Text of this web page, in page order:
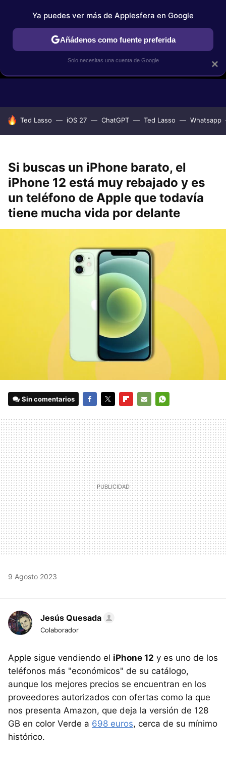
GUÍAS DE COMPRA COMPARATIVAS APPLE VS OTROS
HOY SE HABLA DE
Ted Lasso iOS 27 ChatGPT Ted Lasso Whatsapp
Si buscas un iPhone barato, el
iPhone 12 está muy rebajado y es
un teléfono de Apple que todavía
tiene mucha vida por delante
Sin comentarios
MAIL
9 Agosto 2023
Jesús Quesada
Colaborador
Apple sigue vendiendo el iPhone 12 y es uno de los
teléfonos más "económicos" de su catálogo,
aunque los mejores precios se encuentran en los
proveedores autorizados con ofertas como la que
nos presenta Amazon, que deja la versión de 128
GB en color Verde a 698 euros, cerca de su mínimo
histórico.
×
Ya puedes ver más de Applesfera en Google
Añádenos como fuente preferida
Solo necesitas una cuenta de Google